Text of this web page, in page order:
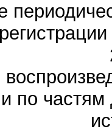
по частям